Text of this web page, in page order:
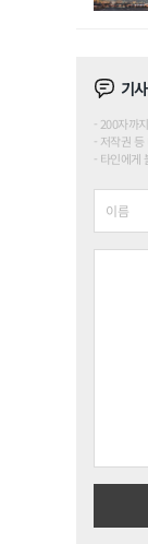
기
200자까
저작권
타인에게